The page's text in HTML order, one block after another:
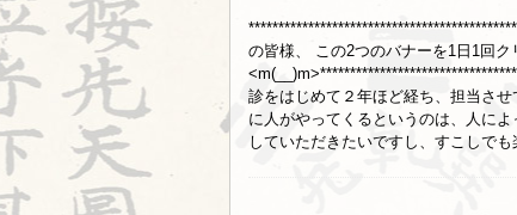
の皆様、 この2つのバナーを1日1回ク
診をはじめて２年ほど経ち、担当さ
に人がやってくるというのは、人に
していただきたいですし、すこしで